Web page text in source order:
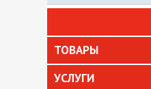
ТОВАРЫ
УСЛУГИ